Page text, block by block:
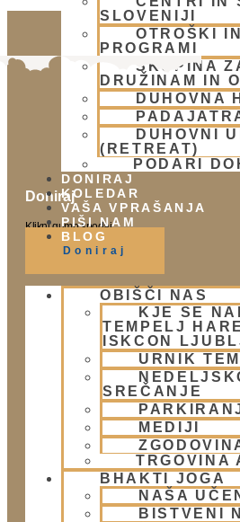
SLOVENIJI
OTROŠKI
PROGRAMI
SKUPINA
DRUŽINAM IN
DUHOVNA
DUHOVNI
(RETREAT)
PODARI
DONIRAJ
KOLEDAR
VAŠA VPRAŠANJA
PIŠI NAM
BLOG
OBIŠČI NAS
KJE SE
TEMPELJ
ISKCON
URNIK
SREČANJE
MEDIJI
TRGOVINA
BHAKTI JOGA
NAŠA
BISTVENI
Doniraj
Klikni gumb spodaj.
Doniraj
Obišči nas
Urnik templja
Nedeljsko srečanje
Parkiranje
Politika zasebnosti
Prispevki
Aktualni dogodki